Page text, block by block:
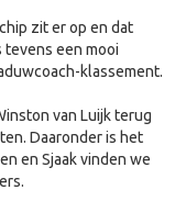
zit er op en dat
tevens een mooi
klassement.
van Luijk terug
Daaronder is het
en Sjaak vinden we